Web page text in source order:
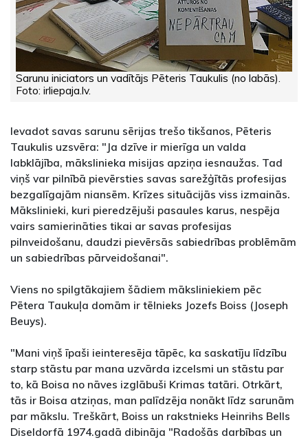
Sarunu iniciators un vadītājs Pēteris Taukulis (no labās).
Foto: irliepaja.lv.
Ievadot savas sarunu sērijas trešo tikšanos, Pēteris
Taukulis uzsvēra: "Ja dzīve ir mierīga un valda
labklājība, mākslinieka misijas apziņa iesnaužas. Tad
viņš var pilnībā pievērsties savas sarežģītās profesijas
bezgalīgajām niansēm. Krīzes situācijās viss izmainās.
Mākslinieki, kuri pieredzējuši pasaules karus, nespēja
vairs samierināties tikai ar savas profesijas
pilnveidošanu, daudzi pievērsās sabiedrības problēmām
un sabiedrības pārveidošanai".
Viens no spilgtākajiem šādiem māksliniekiem pēc
Pētera Taukuļa domām ir tēlnieks Jozefs Boiss (Joseph
Beuys).
"Mani viņš īpaši ieinteresēja tāpēc, ka saskatīju līdzību
starp stāstu par mana uzvārda izcelsmi un stāstu par
to, kā Boisa no nāves izglābuši Krimas tatāri. Otrkārt,
tās ir Boisa atziņas, man palīdzēja nonākt līdz sarunām
par mākslu. Treškārt, Boiss un rakstnieks Heinrihs Bells
Diseldorfā 1974.gadā dibināja "Radošās darbības un